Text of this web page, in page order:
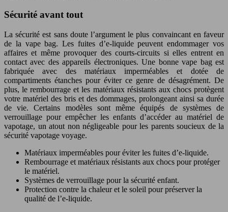
Sécurité avant tout
La sécurité est sans doute l’argument le plus convaincant en faveur
de la vape bag. Les fuites d’e-liquide peuvent endommager vos
affaires et même provoquer des courts-circuits si elles entrent en
contact avec des appareils électroniques. Une bonne vape bag est
fabriquée avec des matériaux imperméables et dotée de
compartiments étanches pour éviter ce genre de désagrément. De
plus, le rembourrage et les matériaux résistants aux chocs protègent
votre matériel des bris et des dommages, prolongeant ainsi sa durée
de vie. Certains modèles sont même équipés de systèmes de
verrouillage pour empêcher les enfants d’accéder au matériel de
vapotage, un atout non négligeable pour les parents soucieux de la
sécurité vapotage voyage.
Matériaux imperméables pour éviter les fuites d’e-liquide.
Rembourrage et matériaux résistants aux chocs pour protéger
le matériel.
Systèmes de verrouillage pour la sécurité enfant.
Protection contre la chaleur et le soleil pour préserver la
qualité de l’e-liquide.